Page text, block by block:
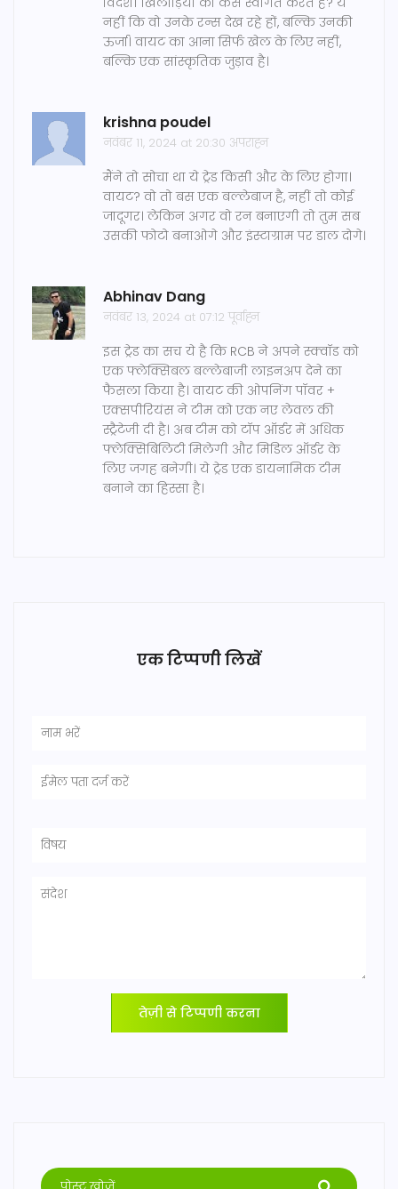
नहीं कि वो उनके रन्स देख रहे हों, बल्कि उनकी
ऊर्जा। वायट का आना सिर्फ खेल के लिए नहीं,
बल्कि एक सांस्कृतिक जुड़ाव है।
krishna poudel
नवंबर 11, 2024 at 20:30 अपराह्न
मैंने तो सोचा था ये ट्रेड किसी और के लिए होगा।
वायट? वो तो बस एक बल्लेबाज है, नहीं तो कोई
जादूगर। लेकिन अगर वो रन बनाएगी तो तुम सब
उसकी फोटो बनाओगे और इंस्टाग्राम पर डाल दोगे।
Abhinav Dang
नवंबर 13, 2024 at 07:12 पूर्वाह्न
इस ट्रेड का सच ये है कि RCB ने अपने स्क्वॉड को
एक फ्लेक्सिबल बल्लेबाजी लाइनअप देने का
फैसला किया है। वायट की ओपनिंग पॉवर +
एक्सपीरियंस ने टीम को एक नए लेवल की
स्ट्रैटेजी दी है। अब टीम को टॉप ऑर्डर में अधिक
फ्लेक्सिबिलिटी मिलेगी और मिडिल ऑर्डर के
लिए जगह बनेगी। ये ट्रेड एक डायनामिक टीम
बनाने का हिस्सा है।
एक टिप्पणी लिखें
तेज़ी से टिप्पणी करना